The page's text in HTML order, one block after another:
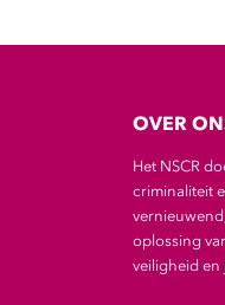
OVER
Het NSCR
criminaliteit
oplossing
veiligheid en